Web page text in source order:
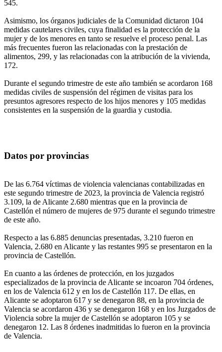
545.
Asimismo, los órganos judiciales de la Comunidad dictaron 104
medidas cautelares civiles, cuya finalidad es la protección de la
mujer y de los menores en tanto se resuelve el proceso penal. Las
más frecuentes fueron las relacionadas con la prestación de
alimentos, 299, y las relacionadas con la atribución de la vivienda,
172.
Durante el segundo trimestre de este año también se acordaron 168
medidas civiles de suspensión del régimen de visitas para los
presuntos agresores respecto de los hijos menores y 105 medidas
consistentes en la suspensión de la guardia y custodia.
Datos por provincias
De las 6.764 víctimas de violencia valencianas contabilizadas en
este segundo trimestre de 2023, la provincia de Valencia registró
3.109, la de Alicante 2.680 mientras que en la provincia de
Castellón el número de mujeres de 975 durante el segundo trimestre
de este año.
Respecto a las 6.885 denuncias presentadas, 3.210 fueron en
Valencia, 2.680 en Alicante y las restantes 995 se presentaron en la
provincia de Castellón.
En cuanto a las órdenes de protección, en los juzgados
especializados de la provincia de Alicante se incoaron 704 órdenes,
en los de Valencia 612 y en los de Castellón 117. De ellas, en
Alicante se adoptaron 617 y se denegaron 88, en la provincia de
Valencia se acordaron 436 y se denegaron 168 y en los Juzgados de
Violencia sobre la mujer de Castellón se adoptaron 105 y se
denegaron 12. Las 8 órdenes inadmitidas lo fueron en la provincia
de Valencia.